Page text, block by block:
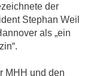
der
Stephan Weil
als „ein
MHH und den